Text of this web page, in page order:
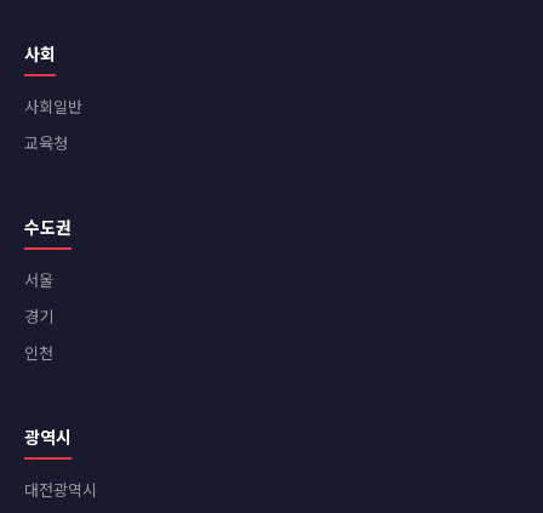
사회
사회일반
교육청
수도권
서울
경기
인천
광역시
대전광역시